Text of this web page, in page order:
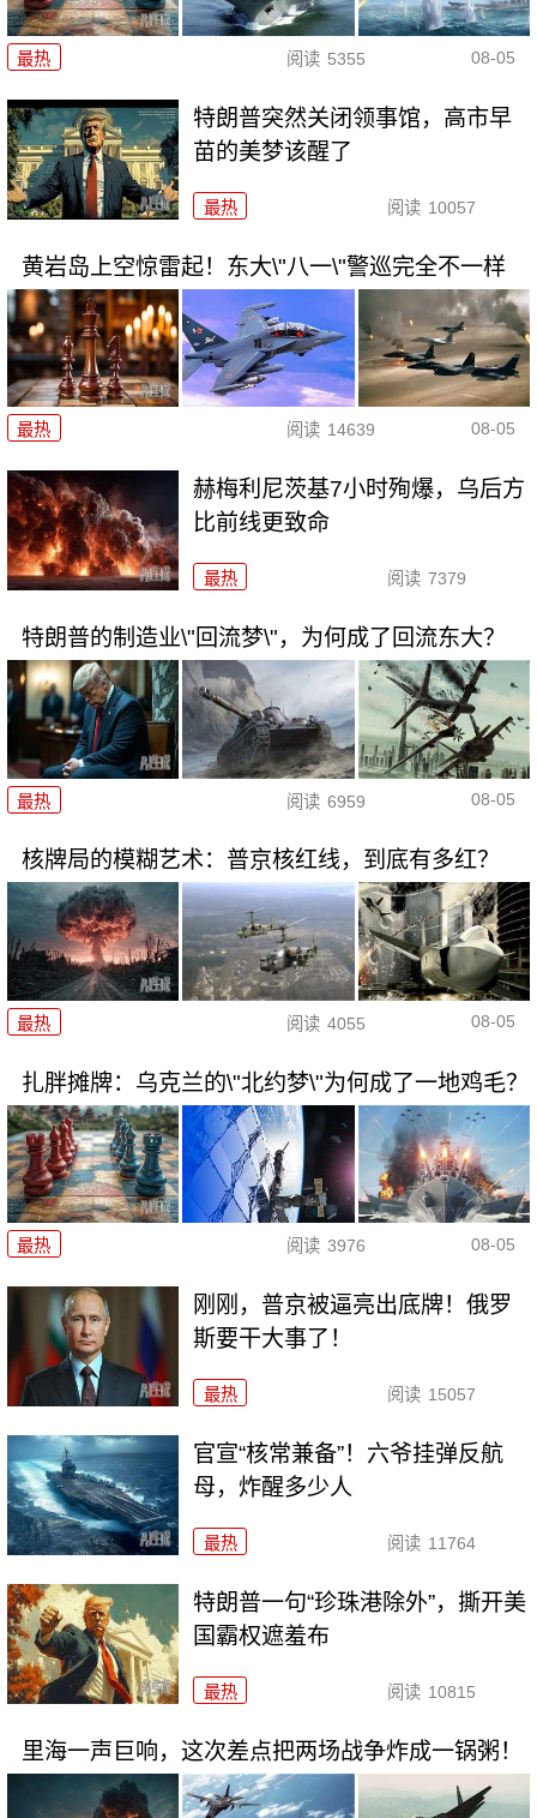
最热 阅读 5355 08-05
特朗普突然关闭领事馆，高市早
苗的美梦该醒了
最热 阅读 10057
黄岩岛上空惊雷起！东大\"八一\"警巡完全不一样
最热 阅读 14639 08-05
赫梅利尼茨基7小时殉爆，乌后方
比前线更致命
最热 阅读 7379
特朗普的制造业\"回流梦\"，为何成了回流东大？
最热 阅读 6959 08-05
核牌局的模糊艺术：普京核红线，到底有多红？
最热 阅读 4055 08-05
扎胖摊牌：乌克兰的\"北约梦\"为何成了一地鸡毛？
最热 阅读 3976 08-05
刚刚，普京被逼亮出底牌！俄罗
斯要干大事了！
最热 阅读 15057
官宣“核常兼备”！六爷挂弹反航
母，炸醒多少人
最热 阅读 11764
特朗普一句“珍珠港除外”，撕开美
国霸权遮羞布
最热 阅读 10815
里海一声巨响，这次差点把两场战争炸成一锅粥！